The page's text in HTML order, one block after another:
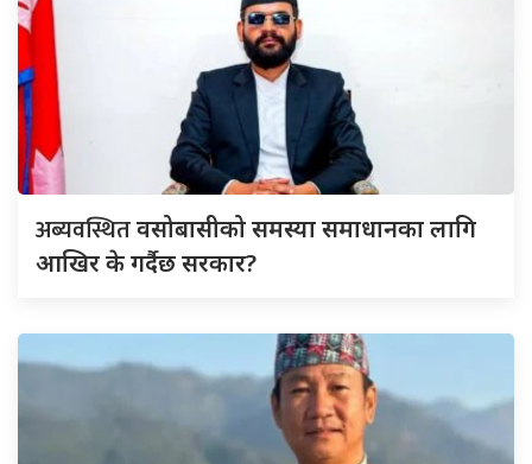
अब्यवस्थितवसोबासीको समस्या समाधानका लागि
आखिर के गर्दैछ सरकार?